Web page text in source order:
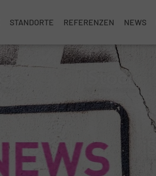
STANDORTE REFERENZEN NEWS